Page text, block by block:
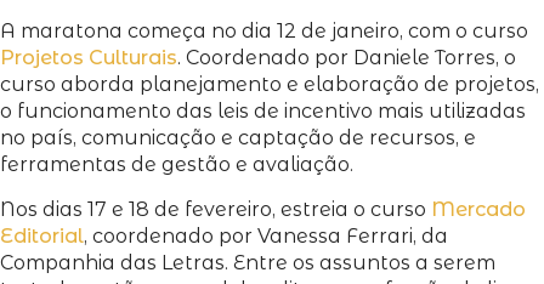
A maratona começa no dia 12 de janeiro, com o curso
Projetos Culturais. Coordenado por Daniele Torres, o
curso aborda planejamento e elaboração de projetos,
o funcionamento das leis de incentivo mais utilizadas
no país, comunicação e captação de recursos, e
ferramentas de gestão e avaliação.
Nos dias 17 e 18 de fevereiro, estreia o curso Mercado
Editorial, coordenado por Vanessa Ferrari, da
Companhia das Letras. Entre os assuntos a serem